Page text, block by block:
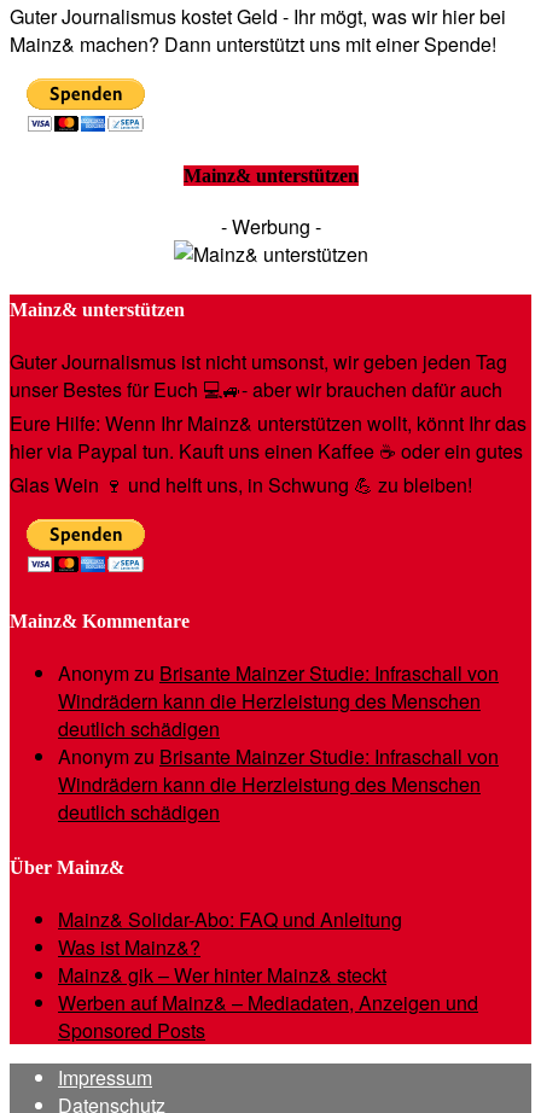
Guter Journalismus kostet Geld - Ihr mögt, was wir hier bei
Mainz& machen? Dann unterstützt uns mit einer Spende!
Mainz& unterstützen
- Werbung -
Mainz& unterstützen
Guter Journalismus ist nicht umsonst, wir geben jeden Tag
unser Bestes für Euch 💻🚙- aber wir brauchen dafür auch
Eure Hilfe: Wenn Ihr Mainz& unterstützen wollt, könnt Ihr das
hier via Paypal tun. Kauft uns einen Kaffee ☕️ oder ein gutes
Glas Wein 🍷 und helft uns, in Schwung 💪 zu bleiben!
Mainz& Kommentare
Anonymzu Brisante Mainzer Studie: Infraschall von
Windrädern kann die Herzleistung des Menschen
deutlich schädigen
Anonymzu Brisante Mainzer Studie: Infraschall von
Windrädern kann die Herzleistung des Menschen
deutlich schädigen
Über Mainz&
Mainz& Solidar-Abo: FAQ und Anleitung
Was ist Mainz&?
Mainz& gik – Wer hinter Mainz& steckt
Werben auf Mainz& – Mediadaten, Anzeigen und
Sponsored Posts
Impressum
Datenschutz